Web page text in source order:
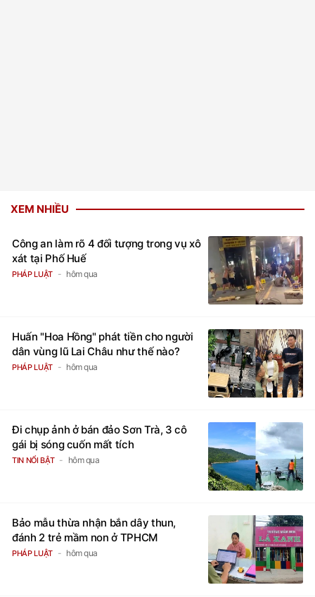
XEM NHIỀU
Công an làm rõ 4 đối tượng trong vụ xô
xát tại Phố Huế
PHÁP LUẬT hôm qua
Huấn "Hoa Hồng" phát tiền cho người
dân vùng lũ Lai Châu như thế nào?
PHÁP LUẬT hôm qua
Đi chụp ảnh ở bán đảo Sơn Trà, 3 cô
gái bị sóng cuốn mất tích
TIN NỔI BẬT hôm qua
Bảo mẫu thừa nhận bắn dây thun,
đánh 2 trẻ mầm non ở TPHCM
PHÁP LUẬT hôm qua